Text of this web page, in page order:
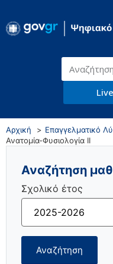
Αρχική Επαγγελματικό
Ανατομία-Φυσιολογία ΙΙ
Αναζήτηση
Σχολικό έτος